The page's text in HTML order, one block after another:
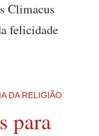
Climacus
felicidade
DA RELIGIÃO
para